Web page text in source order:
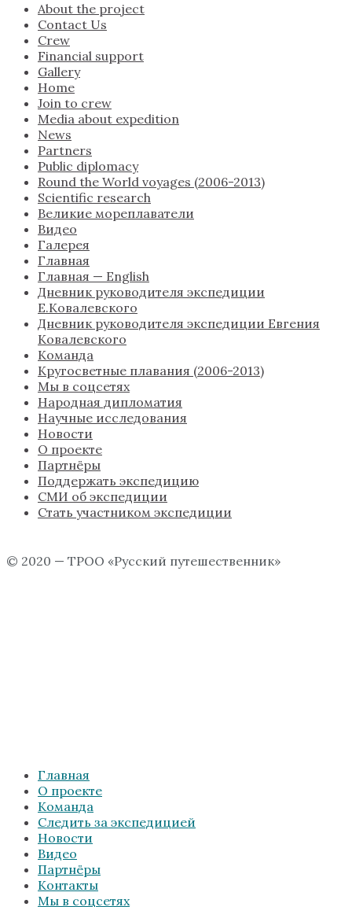
About the project
Contact Us
Crew
Financial support
Gallery
Home
Join to crew
Media about expedition
News
Partners
Public diplomacy
Round the World voyages (2006-2013)
Scientific research
Великие мореплаватели
Видео
Галерея
Главная
Главная — English
Дневник руководителя экспедиции
Е.Ковалевского
Дневник руководителя экспедиции Евгения
Ковалевского
Команда
Кругосветные плавания (2006-2013)
Мы в соцсетях
Народная дипломатия
Научные исследования
Новости
О проекте
Партнёры
Поддержать экспедицию
СМИ об экспедиции
Стать участником экспедиции
© 2020 — ТРОО «Русский путешественник»
Главная
О проекте
Команда
Следить за экспедицией
Новости
Видео
Партнёры
Контакты
Мы в соцсетях